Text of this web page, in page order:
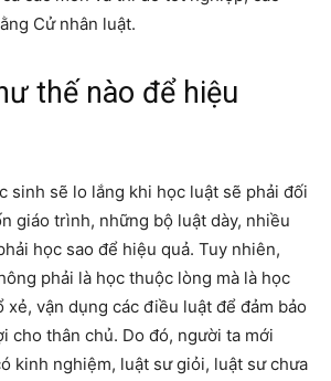
Cử nhân luật.
thế nào để hiệu
sinh sẽ lo lắng khi học luật sẽ phải đối
giáo trình, những bộ luật dày, nhiều
học sao để hiệu quả. Tuy nhiên,
phải là học thuộc lòng mà là học
xẻ, vận dụng các điều luật để đảm bảo
cho thân chủ. Do đó, người ta mới
kinh nghiệm, luật sư giỏi, luật sư chưa